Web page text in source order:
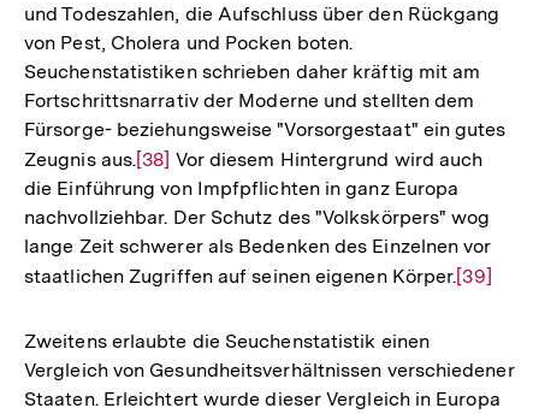
und Todeszahlen, die Aufschluss über den Rückgang
von Pest, Cholera und Pocken boten.
Seuchenstatistiken schrieben daher kräftig mit am
Fortschrittsnarrativ der Moderne und stellten dem
Fürsorge- beziehungsweise "Vorsorgestaat" ein gutes
Zeugnis aus.Zur
Auflösung
der
Fußnote
[38] Vor diesem Hintergrund wird auch
die Einführung von Impfpflichten in ganz Europa
nachvollziehbar. Der Schutz des "Volkskörpers" wog
lange Zeit schwerer als Bedenken des Einzelnen vor
staatlichen Zugriffen auf seinen eigenen Körper.Zur
Fußnote
[39]
Zweitens erlaubte die Seuchenstatistik einen
Vergleich von Gesundheitsverhältnissen verschiedener
Staaten. Erleichtert wurde dieser Vergleich in Europa